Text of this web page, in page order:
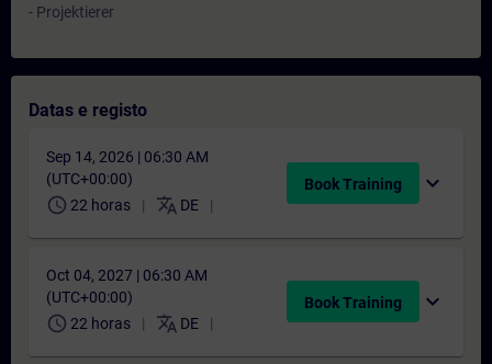
- Projektierer
Datas e registo
Sep 14, 2026 | 06:30 AM
(UTC+00:00)
schedule 22 horas translate DE
Book Training expand_more
Oct 04, 2027 | 06:30 AM
(UTC+00:00)
schedule 22 horas translate DE
Book Training expand_more